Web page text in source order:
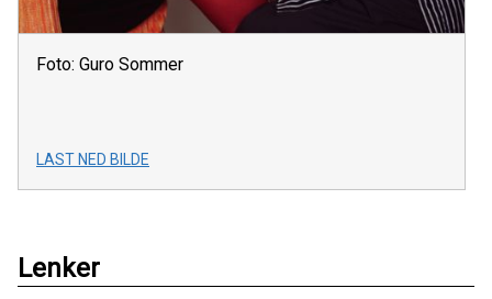
Foto: Guro Sommer
LAST NED BILDE
Lenker